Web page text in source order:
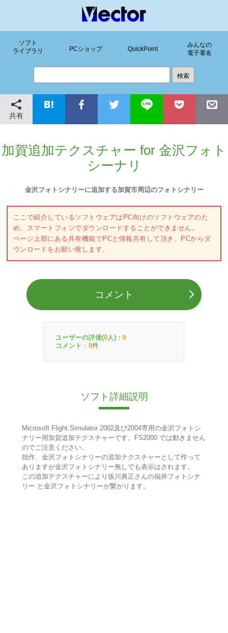
ソフト
ライブラリ
PCショップ QuickPoint
みんなの
電子署名
共有
加賀追加テクスチャー for 金沢フォト
シーナリ
金沢フォトシナリーに追加する加賀市周辺のフォトシナリー
ここで紹介しているソフトウェアはPC向けのソフトウェアのた
め、スマートフォンでダウンロードすることができません。
ページ上部にある共有機能でPCと情報共有して頂き、PCからダ
ウンロードをお願い致します。
コメント
ユーザーの評価(0 人)： 0
コメント： 0件
ソフト詳細説明
Microsoft Flight Simulator 2002及び2004専用の金沢フォトシ
ナリー用加賀追加テクスチャーです。FS2000 では動きません
のでご注意ください。
拙作、金沢フォトシナリーの追加テクスチャーとして作って
ありますが金沢フォトシナリー無しでも表示はされます。
この追加テクスチャーにより坂川典正さんの福井フォトシナ
リー と金沢フォトシナリーが繋がります。